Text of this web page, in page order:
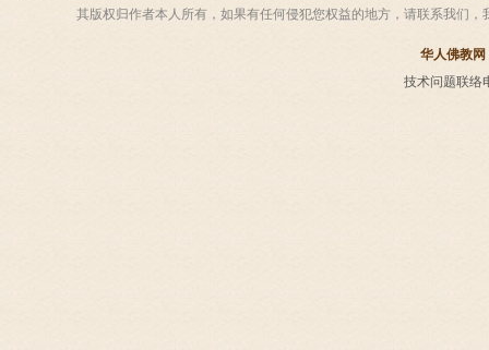
其版权归作者本人所有，如果有任何侵犯您权益的地方，请联系我们，
华人佛教网
技术问题联络